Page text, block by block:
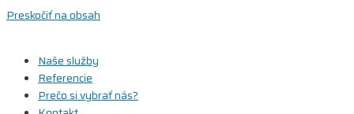
Preskočiť na obsah
Naše služby
Referencie
Prečo si vybrať nás?